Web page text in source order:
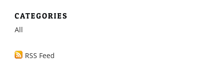
CATEGORIES
All
RSS Feed